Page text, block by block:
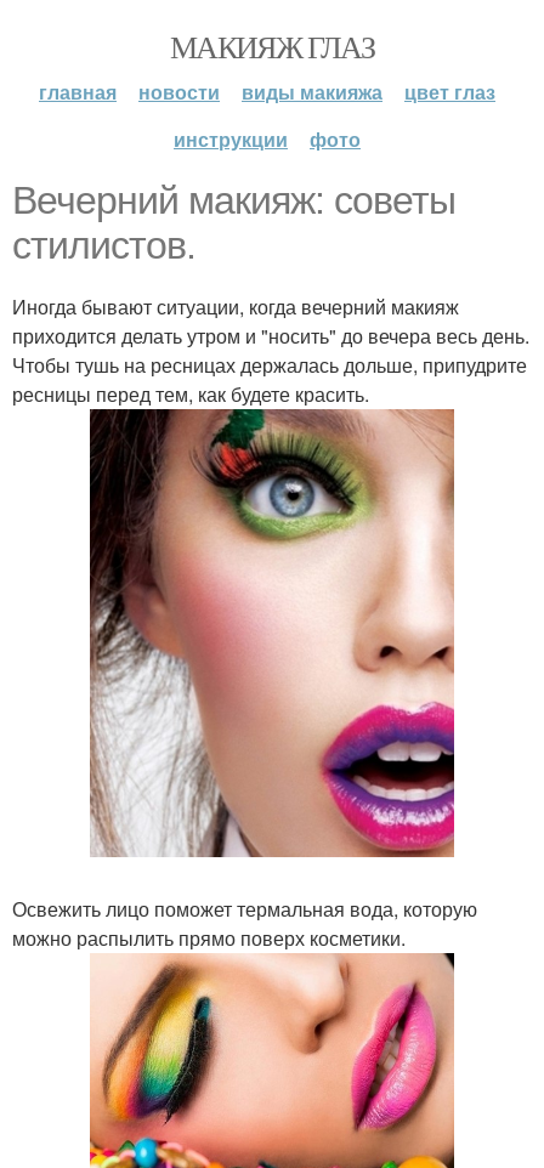
МАКИЯЖ ГЛАЗ
главная новости виды макияжа
цвет глаз
инструкции
фото
Вечерний макияж: советы
стилистов.
Иногда бывают ситуации, когда вечерний макияж
приходится делать утром и "носить" до вечера весь день.
Чтобы тушь на ресницах держалась дольше, припудрите
ресницы перед тем, как будете красить.
Освежить лицо поможет термальная вода, которую
можно распылить прямо поверх косметики.